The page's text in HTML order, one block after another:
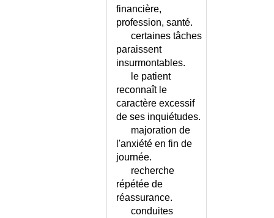
ARCATURE TIBIALE DE
ARNOLD-CHIARI (SYNDROME
ARRET CARDIORESPIRATOIRE
ARRET DE LA LACTATION
ARTERIOPATHIE CHRONIQUE -
ARTERIOPATHIE CHRONIQUE -
financière,
profession, santé.
certaines tâches
paraissent
insurmontables.
le patient
reconnaît le
caractère excessif
de ses inquiétudes.
majoration de
l'anxiété en fin de
journée.
recherche
répétée de
réassurance.
conduites